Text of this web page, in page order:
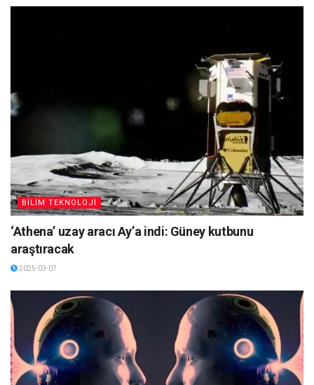
BİLİM TEKNOLOJİ
‘Athena’ uzay aracı Ay’a indi: Güney kutbunu
araştıracak
2025-03-07